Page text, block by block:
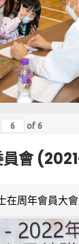
of 6
員會
在周年會員大